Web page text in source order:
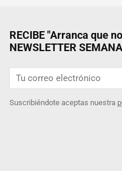
RECIBE "Arranca que
NEWSLETTER
Suscribiéndote aceptas nuestra